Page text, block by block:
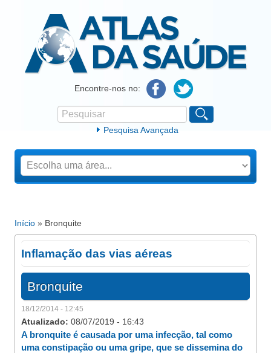
Atlas da SaúdeEncontre-nos no:
Formulário de procura
Pesquisar
Pesquisa Avançada
Está aqui
Início » Bronquite
Inflamação das vias aéreas
Bronquite
18/12/2014 - 12:45
Atualizado: 08/07/2019 - 16:43
A bronquite é causada por uma infecção, tal como
uma constipação ou uma gripe, que se dissemina do